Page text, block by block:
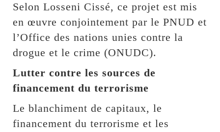
Selon Losseni Cissé, ce projet est mis
en œuvre conjointement par le PNUD et
l’Office des nations unies contre la
drogue et le crime (ONUDC).
Lutter contre les sources de
financement du terrorisme
Le blanchiment de capitaux, le
financement du terrorisme et les